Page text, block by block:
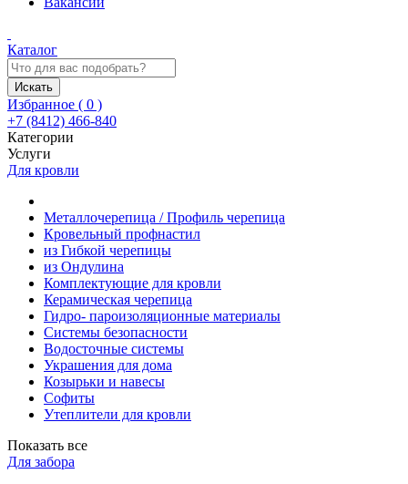
Каталог
Искать
Избранное ( 0 )
+7 (8412) 466-840
Категории
Услуги
Для кровли
Металлочерепица / Профиль черепица
Кровельный профнастил
из Гибкой черепицы
из Ондулина
Комплектующие для кровли
Керамическая черепица
Гидро- пароизоляционные материалы
Системы безопасности
Водосточные системы
Украшения для дома
Козырьки и навесы
Софиты
Утеплители для кровли
Показать все
Для забора